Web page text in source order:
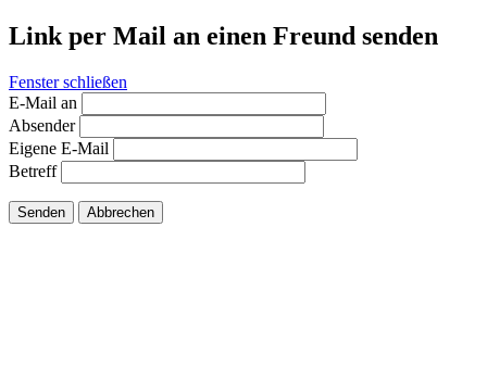
Link per Mail an einen Freund senden
Fenster schließen
E-Mail an
Absender
Eigene E-Mail
Betreff
Senden Abbrechen